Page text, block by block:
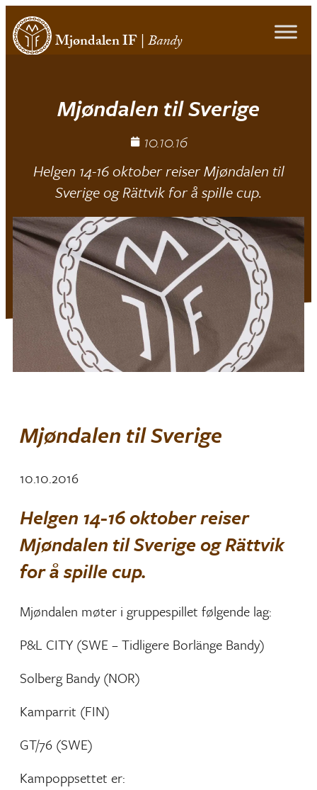
Mjøndalen IF|Bandy
Mjøndalen til Sverige
10.10.16
Helgen 14-16 oktober reiser Mjøndalen til
Sverige og Rättvik for å spille cup.
Mjøndalen til Sverige
10.10.2016
Helgen 14-16 oktober reiser
Mjøndalen til Sverige og Rättvik
for å spille cup.
Mjøndalen møter i gruppespillet følgende lag:
P&L CITY (SWE – Tidligere Borlänge Bandy)
Solberg Bandy (NOR)
Kamparrit (FIN)
GT/76 (SWE)
Kampoppsettet er: